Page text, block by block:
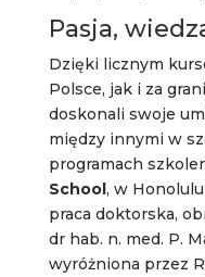
Pasja,
Dzięki licznym
Polsce, jak i za
doskonali swoje
między innymi w
programach
School, w
praca doktorska,
dr hab. n. med. P.
wyróżniona przez